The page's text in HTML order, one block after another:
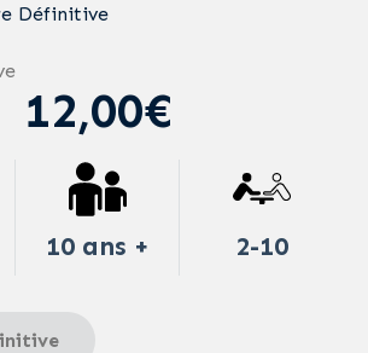
Définitive
12,00€
10 ans + 2-10